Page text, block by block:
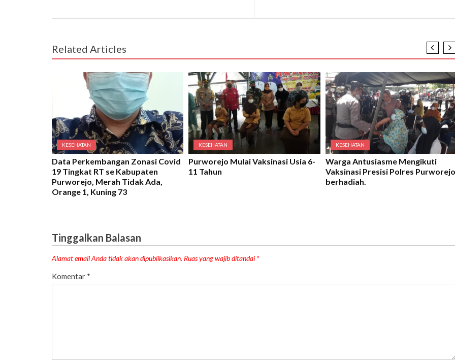
Related Articles
KESEHATAN
Data Perkembangan Zonasi Covid
19 Tingkat RT se Kabupaten
Purworejo, Merah Tidak Ada,
Orange 1, Kuning 73
KESEHATAN
Purworejo Mulai Vaksinasi Usia 6-
11 Tahun
KESEHATAN
Warga Antusiasme Mengikuti
Vaksinasi Presisi Polres Purworejo
berhadiah.
Tinggalkan Balasan
Alamat email Anda tidak akan dipublikasikan. Ruas yang wajib ditandai *
Komentar *